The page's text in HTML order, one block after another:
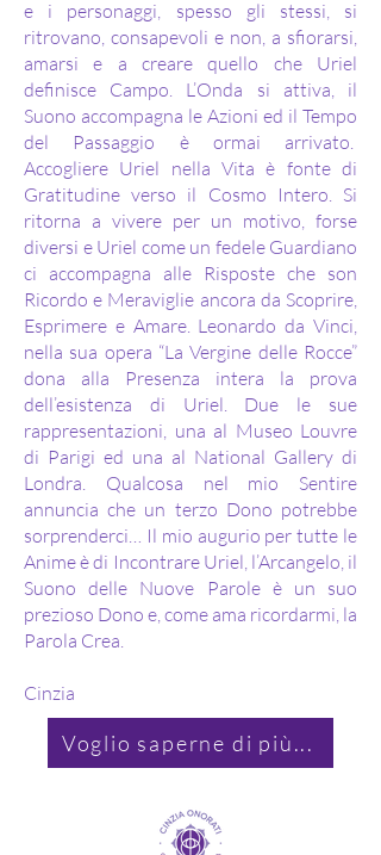
e i personaggi, spesso gli stessi, si
ritrovano, consapevoli e non, a sfiorarsi,
amarsi e a creare quello che Uriel
definisce Campo. L’Onda si attiva, il
Suono accompagna le Azioni ed il Tempo
del Passaggio è ormai arrivato.
Accogliere Uriel nella Vita è fonte di
Gratitudine verso il Cosmo Intero. Si
ritorna a vivere per un motivo, forse
diversi e Uriel come un fedele Guardiano
ci accompagna alle Risposte che son
Ricordo e Meraviglie ancora da Scoprire,
Esprimere e Amare. Leonardo da Vinci,
nella sua opera “La Vergine delle Rocce”
dona alla Presenza intera la prova
dell’esistenza di Uriel. Due le sue
rappresentazioni, una al Museo Louvre
di Parigi ed una al National Gallery di
Londra. Qualcosa nel mio Sentire
annuncia che un terzo Dono potrebbe
sorprenderci… Il mio augurio per tutte le
Anime è di Incontrare Uriel, l’Arcangelo, il
Suono delle Nuove Parole è un suo
prezioso Dono e, come ama ricordarmi, la
Parola Crea.
Cinzia
Voglio saperne di più...